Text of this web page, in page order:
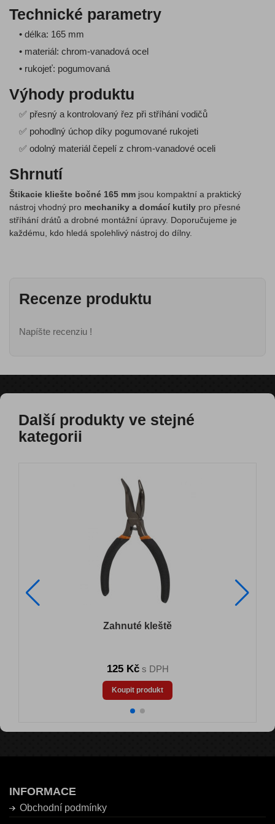
Technické parametry
• délka: 165 mm
• materiál: chrom-vanadová ocel
• rukojeť: pogumovaná
Výhody produktu
✅ přesný a kontrolovaný řez při stříhání vodičů
✅ pohodlný úchop díky pogumované rukojeti
✅ odolný materiál čepelí z chrom-vanadové oceli
Shrnutí
Štikacie kliešte bočné 165 mm jsou kompaktní a praktický
nástroj vhodný pro mechaniky a domácí kutily pro přesné
stříhání drátů a drobné montážní úpravy. Doporučujeme je
každému, kdo hledá spolehlivý nástroj do dílny.
Recenze produktu
Napíšte recenziu !
Další produkty ve stejné
kategorii
Zahnuté kleště
125 Kčs DPH
Koupit produkt
INFORMACE
Obchodní podmínky